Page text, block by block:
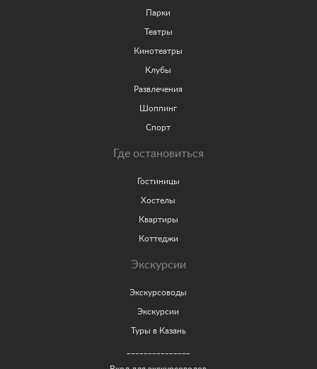
Парки
Театры
Кинотеатры
Клубы
Развлечения
Шоппинг
Спорт
Где остановиться
Гостиницы
Хостелы
Квартиры
Коттеджи
Экскурсии
Экскурсоводы
Экскурсии
Туры в Казань